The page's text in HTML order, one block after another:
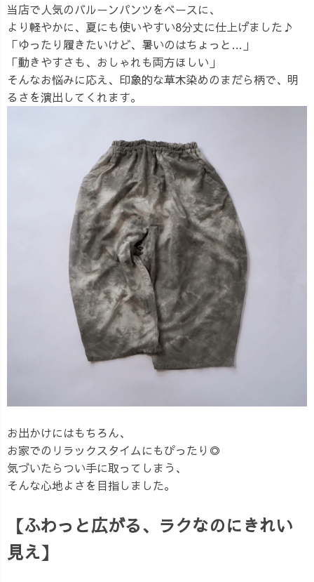
当店で人気のバルーンパンツをベースに、
より軽やかに、夏にも使いやすい8分丈に仕上げました♪
「ゆったり履きたいけど、暑いのはちょっと…」
「動きやすさも、おしゃれも両方ほしい」
そんなお悩みに応え、印象的な草木染めのまだら柄で、明
るさを演出してくれます。
お出かけにはもちろん、
お家でのリラックスタイムにもぴったり◎
気づいたらつい手に取ってしまう、
そんな心地よさを目指しました。
【ふわっと広がる、ラクなのにきれい
見え】